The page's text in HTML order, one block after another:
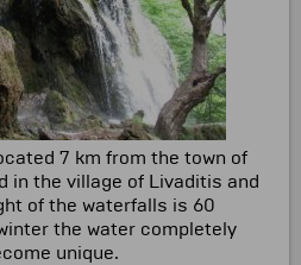
7 km from the town of
in the village of Livaditis and
of the waterfalls is 60
the water completely
unique.